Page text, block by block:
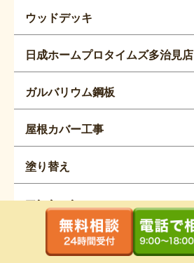
ウッドデッキ
日成ホームプロタイムズ多治見店
ガルバリウム鋼板
屋根カバー工事
塗り替え
マンション
波板交換